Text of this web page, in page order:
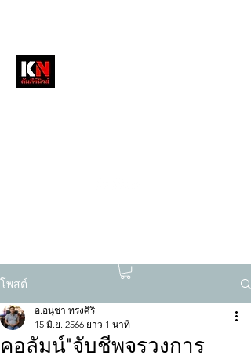
โพสต์
คอลัมน์"จับชีพจรวงการ
อ.อนุชา ทรงศิริ
15 มิ.ย. 2566 ยาว 1 นาที